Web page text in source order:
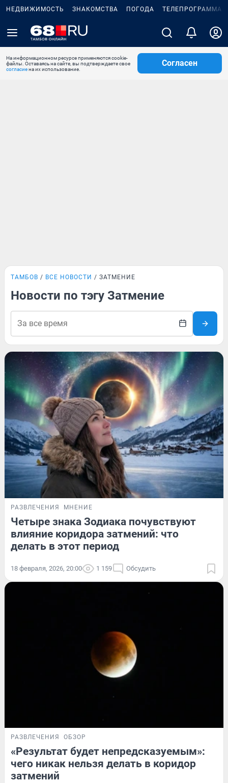
НЕДВИЖИМОСТЬ ЗНАКОМСТВА ПОГОДА ТЕЛЕПРОГРАММА
На информационном ресурсе применяются cookie-
файлы. Оставаясь на сайте, вы подтверждаете свое
согласиена их использование.
Согласен
ТАМБОВ ВСЕ НОВОСТИ ЗАТМЕНИЕ
Новости по тэгу Затмение
РАЗВЛЕЧЕНИЯ МНЕНИЕ
Четыре знака Зодиака почувствуют
влияние коридора затмений: что
делать в этот период
18 февраля, 2026, 20:00 1 159 Обсудить
РАЗВЛЕЧЕНИЯ ОБЗОР
«Результат будет непредсказуемым»:
чего никак нельзя делать в коридор
затмений